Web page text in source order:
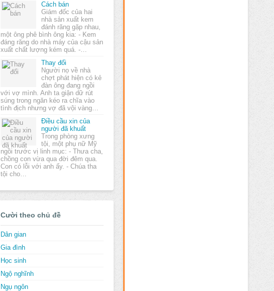
Cách bán
Giám đốc của hai
nhà sản xuất kem
đánh răng gặp nhau,
một ông phê bình ông kia: - Kem
đáng răng do nhà máy của cậu sản
xuất chất lượng kém quá. -…
Thay đổi
Người nọ về nhà
chợt phát hiện có kẻ
đàn ông đang ngồi
với vợ mình. Anh ta giận dữ rút
súng trong ngăn kéo ra chĩa vào
tình địch nhưng vợ đã vội vàng…
Điều cầu xin của
người đã khuất
Trong phòng xưng
tội, một phụ nữ Mỹ
ngồi trước vị linh mục: - Thưa cha,
chồng con vừa qua đời đêm qua.
Con có lỗi với anh ấy. - Chúa tha
tội cho…
Cười theo chủ đề
Dân gian
Gia đình
Học sinh
Ngộ nghĩnh
Ngụ ngôn